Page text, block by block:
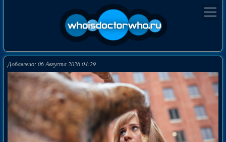
Добавлено: 06 Августа 2026 04:29